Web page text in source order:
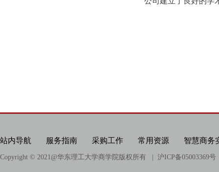
站内导航 服务指南 采购工作 常用资源 智慧商务
Copyright © 2021@华东理工大学商学院版权所有 | 沪ICP备05003369号